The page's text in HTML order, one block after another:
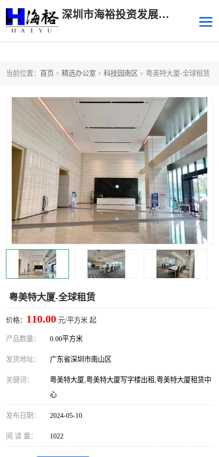
深圳市海裕投资发展有限公司
当前位置： 首页 > 精选办公室 > 科技园南区 > 粤美特大厦-全球租赁
粤美特大厦-全球租赁
价格： 110.00 元/平方米 起
产品数量： 0.00平方米
发货地址： 广东省深圳市南山区
关键词：
粤美特大厦,粤美特大厦写字楼出租,粤美特大厦租赁中
心
发布日期： 2024-05-10
阅 读 量： 1022
科技园中区 南山华侨城
前海 深圳湾科技生态园
福田中心区写字楼租赁 宝安中心区
深圳宝安 福田车公庙
罗湖水贝 南山南油
龙华 罗湖区
宝安区 西乡
兴东 石岩
福田华强北
南山后海
南头
深圳超级总部基地 后海